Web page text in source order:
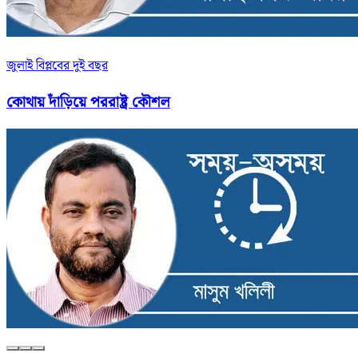
জুলাই বিপ্লবের দুই বছর
কোথায় দাঁড়িয়ে পররাষ্ট্র কৌশল